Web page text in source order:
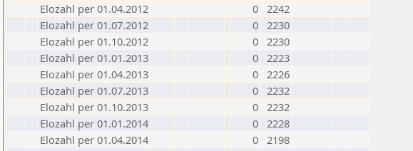
Elozahl per 01.04.2012
0 2242
Elozahl per 01.07.2012
0 2230
Elozahl per 01.10.2012
0 2230
Elozahl per 01.01.2013
0 2223
Elozahl per 01.04.2013
0 2226
Elozahl per 01.07.2013
0 2232
Elozahl per 01.10.2013
0 2232
Elozahl per 01.01.2014
0 2228
Elozahl per 01.04.2014
0 2198